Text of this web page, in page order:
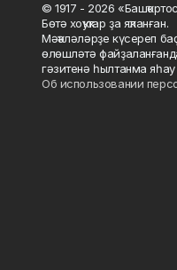
© 1917 - 2026
Бөтә хоҡуҡтар ҙа яҡланған.
Мәҡәләләрҙе күсереп
өлөшләтә
гәзитенә һылтанма яһау
Об использовании